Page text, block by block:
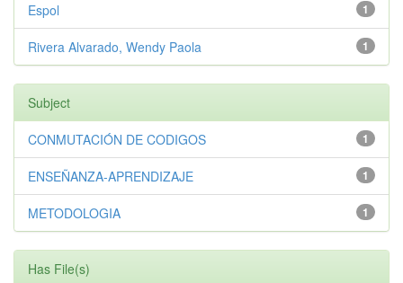
1
Espol
1
Rivera Alvarado, Wendy Paola
Subject
1
CONMUTACIÓN DE CODIGOS
1
ENSEÑANZA-APRENDIZAJE
1
METODOLOGIA
Has File(s)